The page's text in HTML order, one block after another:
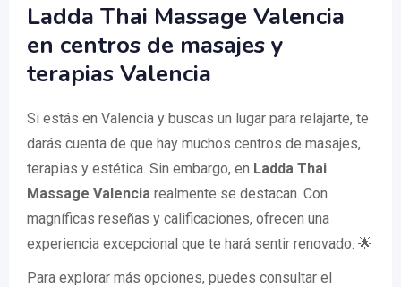
Ladda Thai Massage Valencia
en centros de masajes y
terapias Valencia
Si estás en Valencia y buscas un lugar para relajarte, te
darás cuenta de que hay muchos centros de masajes,
terapias y estética. Sin embargo, en Ladda Thai
Massage Valencia realmente se destacan. Con
magníficas reseñas y calificaciones, ofrecen una
experiencia excepcional que te hará sentir renovado. 🌟
Para explorar más opciones, puedes consultar el